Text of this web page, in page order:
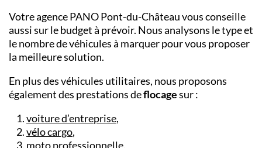
Votre agence PANO Pont-du-Château vous conseille
aussi sur le budget à prévoir. Nous analysons le type et
le nombre de véhicules à marquer pour vous proposer
la meilleure solution.
En plus des véhicules utilitaires, nous proposons
également des prestations deflocagesur :
voiture d’entreprise,
vélo cargo,
moto professionnelle.